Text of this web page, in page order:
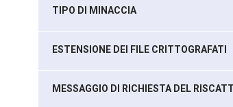
TIPO DI MINACCIA
ESTENSIONE DEI FILE CRITTOGRAFATI
MESSAGGIO DI RICHIESTA DEL